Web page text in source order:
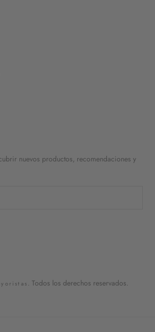
nuevos productos, recomendaciones y
. Todos los derechos reservados.